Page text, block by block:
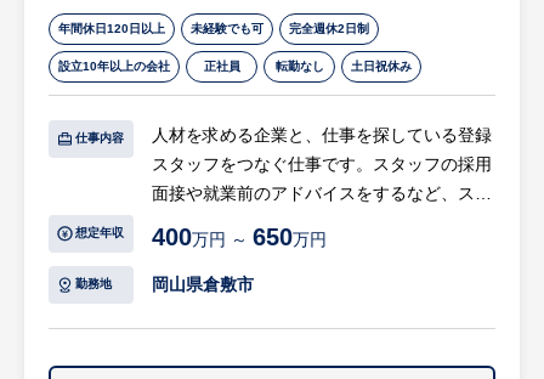
で遊べる！休憩室以外にもバーカウンター
（ビール自販機もあります）も完備！とても
風通しがいい職場です。また、食堂の定食は
1日440円で食べることができます。
【評価について】
同社では一人ひとりが目標を設定する仕組み
を導入しております。
く、自分で目標を決めるため、ポジティブな
気持ちで達成を目指すことができます。
また、社歴や年齢にかかわらず、頑張りを正
当に評価することで入社1年目でリーダー、2
感を持ってキャリアアップしたい方にも、オ
年間休日120日以上 未経験でも可 完全週休2日制
設立10年以上の会社 正社員 転勤なし 土日祝休み
仕事内容
人材を求める企業と、仕事を探している登録
スタッフをつなぐ仕事です。スタッフの採用
面接や就業前のアドバイスをするなど、スム
きます。キャリアアドバイザーは、担当営業
と連携しながら、企業の事業発展に貢献して
【具体的には】
想定年収 400万円 ～ 650万円
勤務地 岡山県倉敷市